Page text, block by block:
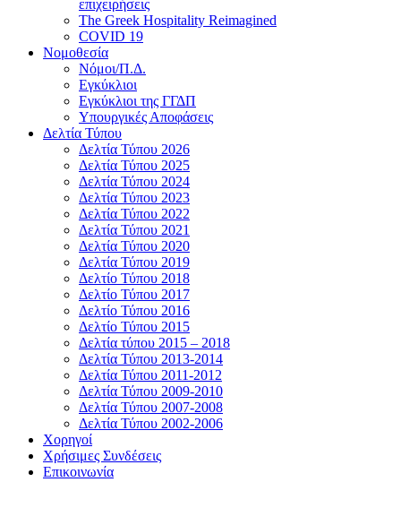
επιχειρήσεις
The Greek Hospitality Reimagined
COVID 19
Νομοθεσία
Νόμοι/Π.Δ.
Εγκύκλιοι
Εγκύκλιοι της ΓΓΔΠ
Υπουργικές Αποφάσεις
Δελτία Τύπου
Δελτία Τύπου 2026
Δελτία Τύπου 2025
Δελτία Τύπου 2024
Δελτία Τύπου 2023
Δελτία Τύπου 2022
Δελτία Τύπου 2021
Δελτία Τύπου 2020
Δελτία Τύπου 2019
Δελτίο Τύπου 2018
Δελτίο Τύπου 2017
Δελτίο Τύπου 2016
Δελτίο Τύπου 2015
Δελτία τύπου 2015 – 2018
Δελτία Τύπου 2013-2014
Δελτία Τύπου 2011-2012
Δελτία Τύπου 2009-2010
Δελτία Τύπου 2007-2008
Δελτία Τύπου 2002-2006
Χορηγοί
Χρήσιμες Συνδέσεις
Επικοινωνία